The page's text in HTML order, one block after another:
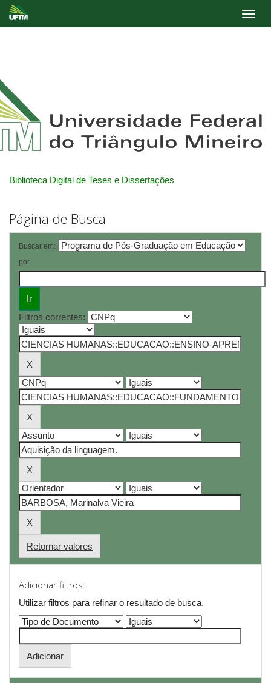
Biblioteca Digital de Teses e Dissertações
Página de Busca
Buscar em:
por
Filtros correntes:
Retornar valores
Adicionar filtros:
Utilizar filtros para refinar o resultado de busca.